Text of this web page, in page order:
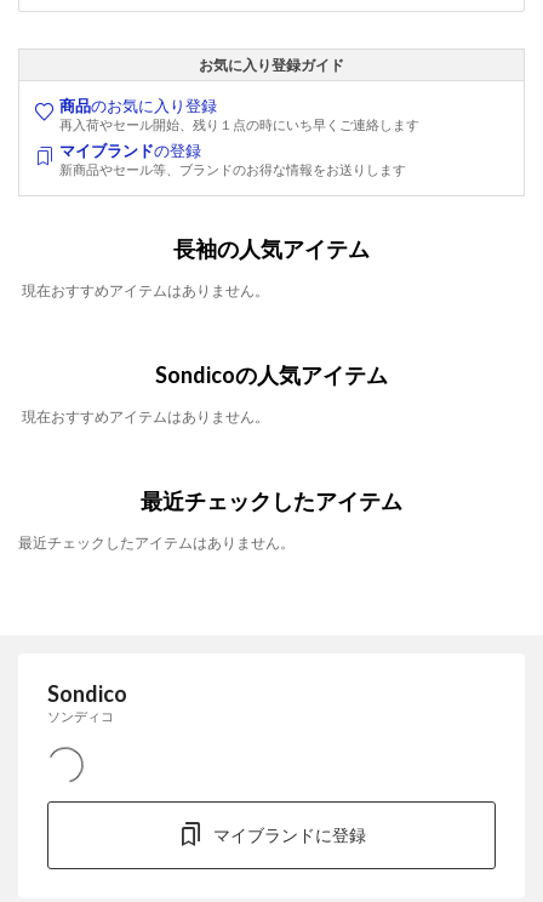
お気に入り登録ガイド
商品のお気に入り登録
再入荷やセール開始、残り１点の時にいち早くご連絡します
マイブランドの登録
新商品やセール等、ブランドのお得な情報をお送りします
長袖の人気アイテム
現在おすすめアイテムはありません。
Sondicoの人気アイテム
現在おすすめアイテムはありません。
最近チェックしたアイテム
最近チェックしたアイテムはありません。
Sondico
ソンディコ
マイブランドに登録